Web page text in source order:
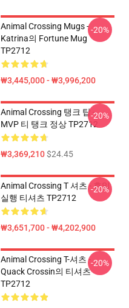
Animal Crossing Mugs -
Katrina의 Fortune Mug
TP2712
₩3,445,000 - ₩3,996,200
-20%
Animal Crossing 탱크 탑 -
MVP 티 탱크 정상 TP2712
₩3,369,210$24.45
-20%
Animal Crossing T 셔츠 - 휴일
실행 티셔츠 TP2712
₩3,651,700 - ₩4,202,900
-20%
Animal Crossing T-셔츠 -
Quack Crossin의 티셔츠
TP2712
-20%